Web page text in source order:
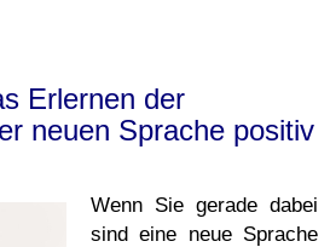
Erlernen der
neuen Sprache positiv
Wenn Sie gerade dabei
sind eine neue Sprache